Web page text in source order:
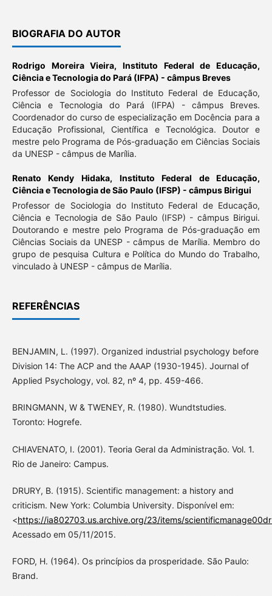
BIOGRAFIA DO AUTOR
Rodrigo Moreira Vieira, Instituto Federal de Educação,
Ciência e Tecnologia do Pará (IFPA) - câmpus Breves
Professor de Sociologia do Instituto Federal de Educação,
Ciência e Tecnologia do Pará (IFPA) - câmpus Breves.
Coordenador do curso de especialização em Docência para a
Educação Profissional, Científica e Tecnológica. Doutor e
mestre pelo Programa de Pós-graduação em Ciências Sociais
da UNESP - câmpus de Marília.
Renato Kendy Hidaka, Instituto Federal de Educação,
Ciência e Tecnologia de São Paulo (IFSP) - câmpus Birigui
Professor de Sociologia do Instituto Federal de Educação,
Ciência e Tecnologia de São Paulo (IFSP) - câmpus Birigui.
Doutorando e mestre pelo Programa de Pós-graduação em
Ciências Sociais da UNESP - câmpus de Marília. Membro do
grupo de pesquisa Cultura e Política do Mundo do Trabalho,
vinculado à UNESP - câmpus de Marília.
REFERÊNCIAS
BENJAMIN, L. (1997). Organized industrial psychology before
Division 14: The ACP and the AAAP (1930-1945). Journal of
Applied Psychology, vol. 82, nº 4, pp. 459-466.
BRINGMANN, W & TWENEY, R. (1980). Wundtstudies.
Toronto: Hogrefe.
CHIAVENATO, I. (2001). Teoria Geral da Administração. Vol. 1.
Rio de Janeiro: Campus.
DRURY, B. (1915). Scientific management: a history and
criticism. New York: Columbia University. Disponível em:
<https://ia802703.us.archive.org/23/items/
Acessado em 05/11/2015.
FORD, H. (1964). Os princípios da prosperidade. São Paulo:
Brand.